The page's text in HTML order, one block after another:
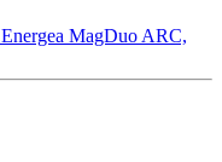
MagDuo ARC,